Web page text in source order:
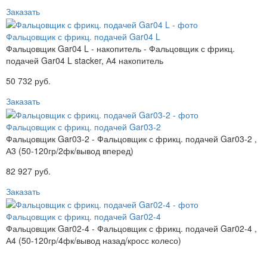
Заказать
Фальцовщик с фрикц. подачей Gar04 L
Фальцовщик Gar04 L - накопитель - Фальцовщик с фрикц.
подачей Gar04 L stacker, А4 накопитель
50 732 руб.
Заказать
Фальцовщик с фрикц. подачей Gar03-2
Фальцовщик Gar03-2 - Фальцовщик с фрикц. подачей Gar03-2 ,
А3 (50-120гр/2фк/вывод вперед)
82 927 руб.
Заказать
Фальцовщик с фрикц. подачей Gar02-4
Фальцовщик Gar02-4 - Фальцовщик с фрикц. подачей Gar02-4 ,
А4 (50-120гр/4фк/вывод назад/кросс колесо)